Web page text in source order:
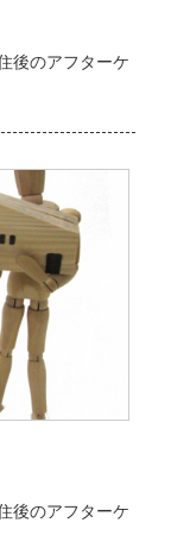
後のアフターケ
後のアフターケ